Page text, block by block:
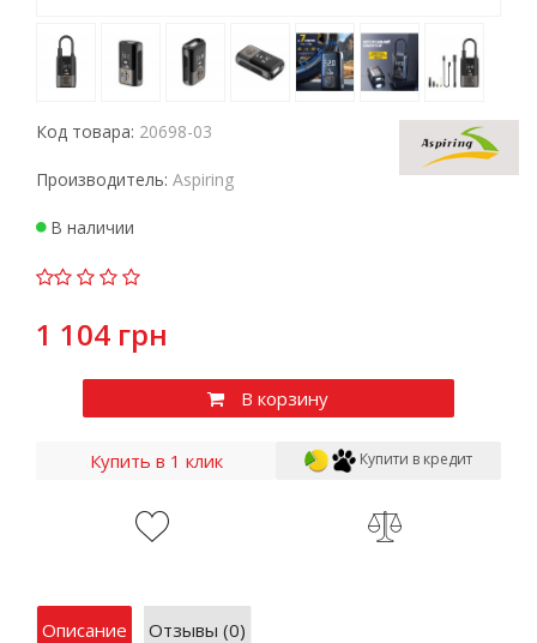
Код товара: 20698-03
Производитель: Aspiring
В наличии
1 104 грн
В корзину
Купить в 1 клик Купити в кредит
Описание Отзывы (0)